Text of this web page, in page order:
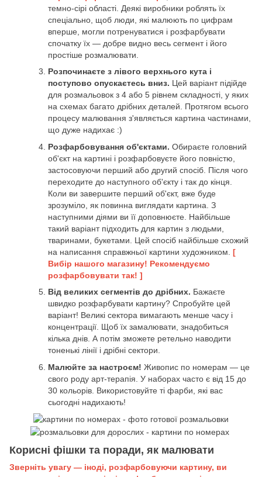
темно-сірі області. Деякі виробники роблять їх
спеціально, щоб люди, які малюють по цифрам
вперше, могли потренуватися і розфарбувати
спочатку їх — добре видно весь сегмент і його
простіше розмалювати.
Розпочинаєте з лівого верхнього кута і
поступово опускаєтесь вниз. Цей варіант підійде
для розмальовок з 4 або 5 рівнем складності, у яких
на схемах багато дрібних деталей. Протягом всього
процесу малювання з'являється картина частинами,
що дуже надихає :)
Розфарбовування об'єктами. Обираєте головний
об'єкт на картині і розфарбовуєте його повністю,
застосовуючи перший або другий спосіб. Після чого
переходите до наступного об'єкту і так до кінця.
Коли ви завершите перший об'єкт, вже буде
зрозуміло, як повинна виглядати картина. З
наступними діями ви її доповнюєте. Найбільше
такий варіант підходить для картин з людьми,
тваринами, букетами. Цей спосіб найбільше схожий
на написання справжньої картини художником. [
Вибір нашого магазину! Рекомендуємо
розфарбовувати так! ]
Від великих сегментів до дрібних. Бажаєте
швидко розфарбувати картину? Спробуйте цей
варіант! Великі сектора вимагають менше часу і
концентрації. Щоб їх замалювати, знадобиться
кілька днів. А потім зможете ретельно наводити
тоненькі лінії і дрібні сектори.
Малюйте за настроєм! Живопис по номерам — це
свого роду арт-терапія. У наборах часто є від 15 до
30 кольорів. Використовуйте ті фарби, які вас
сьогодні надихають!
Корисні фішки та поради, як малювати
Зверніть увагу — іноді, розфарбовуючи картину, ви